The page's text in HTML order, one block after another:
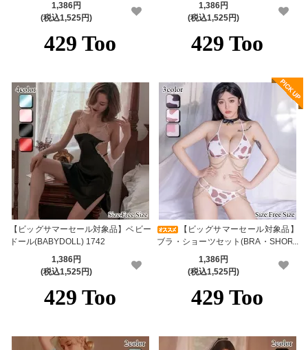
1,386円
(税込1,525円)
1,386円
(税込1,525円)
【ビッグサマーセール対象品】ベビー
ドール(BABYDOLL) 1742
1,386円
(税込1,525円)
【ビッグサマーセール対象品】
ブラ・ショーツセット(BRA・SHORT
1,386円
(税込1,525円)